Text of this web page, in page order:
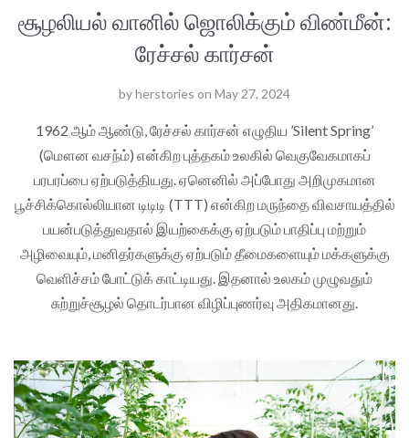
சூழலியல் வானில் ஜொலிக்கும் விண்மீன்:
ரேச்சல் கார்சன்
byherstories on May 27, 2024
1962 ஆம் ஆண்டு, ரேச்சல் கார்சன் எழுதிய ’Silent Spring’
(மௌன வசந்ம்) என்கிற புத்தகம் உலகில் வெகுவேகமாகப்
பரபரப்பை ஏற்படுத்தியது. ஏனெனில் அப்போது அறிமுகமான
பூச்சிக்கொல்லியான டிடிடி (TTT) என்கிற மருந்தை விவசாயத்தில்
பயன்படுத்துவதால் இயற்கைக்கு ஏற்படும் பாதிப்பு மற்றும்
அழிவையும், மனிதர்களுக்கு ஏற்படும் தீமைகளையும் மக்களுக்கு
வெளிச்சம் போட்டுக் காட்டியது. இதனால் உலகம் முழுவதும்
சுற்றுச்சூழல் தொடர்பான விழிப்புணர்வு அதிகமானது.